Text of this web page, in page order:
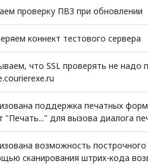
проверку ПВЗ при обновлении
коннект тестового сервера
что SSL проверять не
поддержка печатных
"Печать..." для вызова диалога
возможность
сканирования штрих-кода